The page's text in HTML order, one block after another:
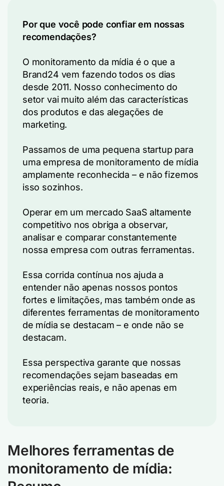
Por que você pode confiar em nossas
recomendações?
O monitoramento da mídia é o que a
Brand24 vem fazendo todos os dias
desde 2011. Nosso conhecimento do
setor vai muito além das características
dos produtos e das alegações de
marketing.
Passamos de uma pequena startup para
uma empresa de monitoramento de mídia
amplamente reconhecida – e não fizemos
isso sozinhos.
Operar em um mercado SaaS altamente
competitivo nos obriga a observar,
analisar e comparar constantemente
nossa empresa com outras ferramentas.
Essa corrida contínua nos ajuda a
entender não apenas nossos pontos
fortes e limitações, mas também onde as
diferentes ferramentas de monitoramento
de mídia se destacam – e onde não se
destacam.
Essa perspectiva garante que nossas
recomendações sejam baseadas em
experiências reais, e não apenas em
teoria.
Melhores ferramentas de
monitoramento de mídia: